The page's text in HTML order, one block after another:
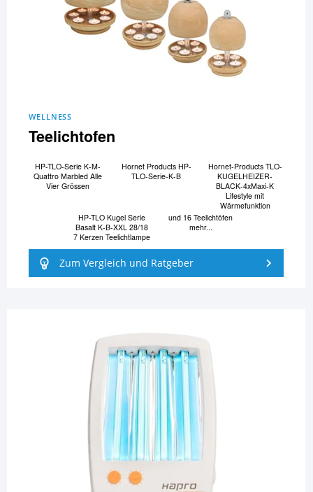
WELLNESS
Teelichtofen
HP-TLO-Serie K-M-
Quattro Marbled Alle
Vier Grössen
Hornet Products HP-
TLO-Serie-K-B
Hornet-Products TLO-
KUGELHEIZER-
BLACK-4xMaxi-K
Lifestyle mit
Wärmefunktion
HP-TLO Kugel Serie
Basalt K-B-XXL 28/18
7 Kerzen Teelichtlampe
und 16 Teelichtöfen
mehr...
Zum Vergleich und Ratgeber